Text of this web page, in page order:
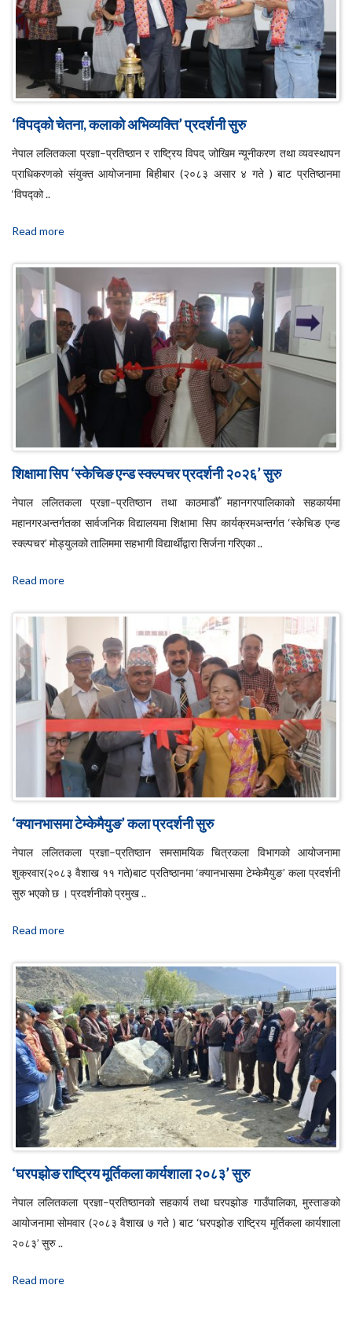
‘विपद्को चेतना, कलाको अभिव्यक्ति’ प्रदर्शनी सुरु
नेपाल ललितकला प्रज्ञा–प्रतिष्ठान र राष्ट्रिय विपद् जोखिम न्यूनीकरण तथा व्यवस्थापन
प्राधिकरणको संयुक्त आयोजनामा बिहीबार (२०८३ असार ४ गते ) बाट प्रतिष्ठानमा
‘विपद्को ..
Read more
शिक्षामा सिप ‘स्केचिङ एन्ड स्क्ल्पचर प्रदर्शनी २०२६’ सुरु
नेपाल ललितकला प्रज्ञा–प्रतिष्ठान तथा काठमाडौँ महानगरपालिकाको सहकार्यमा
महानगरअन्तर्गतका सार्वजनिक विद्यालयमा शिक्षामा सिप कार्यक्रमअन्तर्गत ‘स्केचिङ एन्ड
स्क्ल्पचर’ मोड्युलको तालिममा सहभागी विद्यार्थीद्वारा सिर्जना गरिएका ..
Read more
‘क्यानभासमा टेम्केमैयुङ’ कला प्रदर्शनी सुरु
नेपाल ललितकला प्रज्ञा–प्रतिष्ठान समसामयिक चित्रकला विभागको आयोजनामा
शुक्रवार(२०८३ वैशाख ११ गते)बाट प्रतिष्ठानमा ‘क्यानभासमा टेम्केमैयुङ’ कला प्रदर्शनी
सुरु भएको छ । प्रदर्शनीको प्रमुख ..
Read more
‘घरपझोङ राष्ट्रिय मूर्तिकला कार्यशाला २०८३’ सुरु
नेपाल ललितकला प्रज्ञा–प्रतिष्ठानको सहकार्य तथा घरपझोङ गाउँपालिका, मुस्ताङको
आयोजनामा सोमवार (२०८३ वैशाख ७ गते ) बाट ‘घरपझोङ राष्ट्रिय मूर्तिकला कार्यशाला
२०८३’ सुरु ..
Read more